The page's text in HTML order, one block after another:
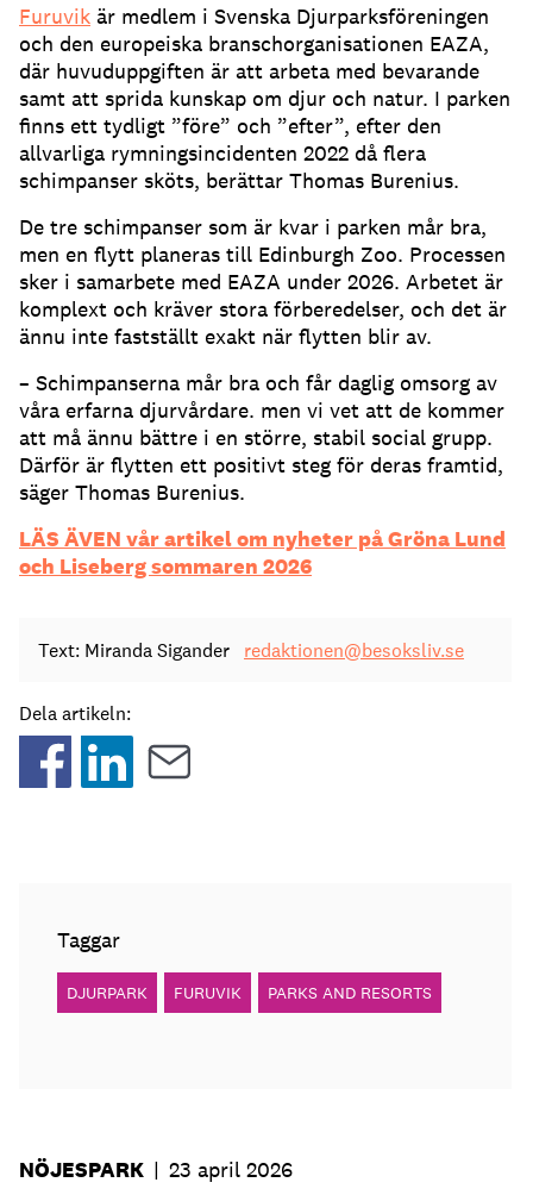
Furuvik är medlem i Svenska Djurparksföreningen
och den europeiska branschorganisationen EAZA,
där huvuduppgiften är att arbeta med bevarande
samt att sprida kunskap om djur och natur. I parken
finns ett tydligt ”före” och ”efter”, efter den
allvarliga rymningsincidenten 2022 då flera
schimpanser sköts, berättar Thomas Burenius.
De tre schimpanser som är kvar i parken mår bra,
men en flytt planeras till Edinburgh Zoo. Processen
sker i samarbete med EAZA under 2026. Arbetet är
komplext och kräver stora förberedelser, och det är
ännu inte fastställt exakt när flytten blir av.
– Schimpanserna mår bra och får daglig omsorg av
våra erfarna djurvårdare. men vi vet att de kommer
att må ännu bättre i en större, stabil social grupp.
Därför är flytten ett positivt steg för deras framtid,
säger Thomas Burenius.
LÄS ÄVEN vår artikel om nyheter på Gröna Lund
och Liseberg sommaren 2026
Text: Miranda Sigander redaktionen@besoksliv.se
Dela artikeln:
Taggar
DJURPARK FURUVIK PARKS AND RESORTS
NÖJESPARK | 23 april 2026